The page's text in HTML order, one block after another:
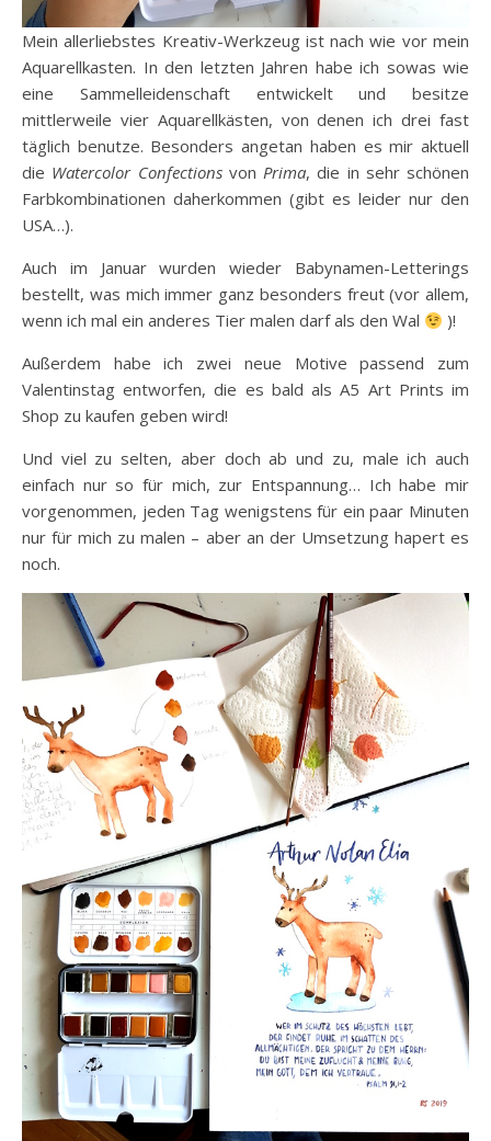
Mein allerliebstes Kreativ-Werkzeug ist nach wie vor mein
Aquarellkasten. In den letzten Jahren habe ich sowas wie
eine Sammelleidenschaft entwickelt und besitze
mittlerweile vier Aquarellkästen, von denen ich drei fast
täglich benutze. Besonders angetan haben es mir aktuell
die Watercolor Confectionsvon Prima, die in sehr schönen
Farbkombinationen daherkommen (gibt es leider nur den
USA…).
Auch im Januar wurden wieder Babynamen-Letterings
bestellt, was mich immer ganz besonders freut (vor allem,
wenn ich mal ein anderes Tier malen darf als den Wal
)!
Außerdem habe ich zwei neue Motive passend zum
Valentinstag entworfen, die es bald als A5 Art Prints im
Shop zu kaufen geben wird!
Und viel zu selten, aber doch ab und zu, male ich auch
einfach nur so für mich, zur Entspannung… Ich habe mir
vorgenommen, jeden Tag wenigstens für ein paar Minuten
nur für mich zu malen – aber an der Umsetzung hapert es
noch.